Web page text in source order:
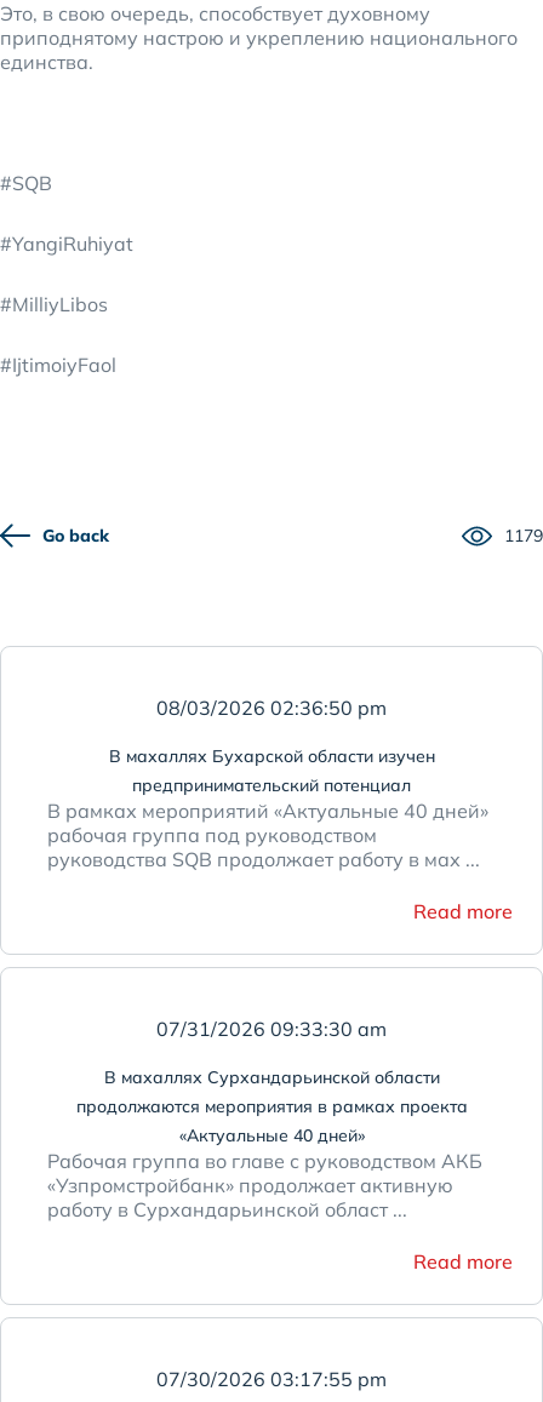
Это, в свою очередь, способствует духовному
приподнятому настрою и укреплению национального
единства.
#SQB
#YangiRuhiyat
#MilliyLibos
#IjtimoiyFaol
Go back 1179
08/03/2026 02:36:50 pm
В махаллях Бухарской области изучен
предпринимательский потенциал
В рамках мероприятий «Актуальные 40 дней»
рабочая группа под руководством
руководства SQB продолжает работу в мах ...
Read more
07/31/2026 09:33:30 am
В махаллях Сурхандарьинской области
продолжаются мероприятия в рамках проекта
«Актуальные 40 дней»
Рабочая группа во главе с руководством АКБ
«Узпромстройбанк» продолжает активную
работу в Сурхандарьинской област ...
Read more
07/30/2026 03:17:55 pm